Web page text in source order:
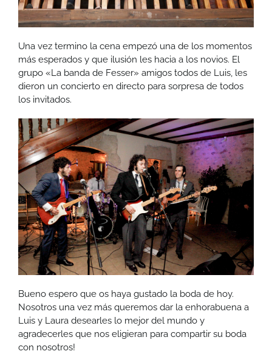
Una vez termino la cena empezó una de los momentos
más esperados y que ilusión les hacia a los novios. El
grupo «La banda de Fesser» amigos todos de Luis, les
dieron un concierto en directo para sorpresa de todos
los invitados.
Bueno espero que os haya gustado la boda de hoy.
Nosotros una vez más queremos dar la enhorabuena a
Luis y Laura desearles lo mejor del mundo y
agradecerles que nos eligieran para compartir su boda
con nosotros!